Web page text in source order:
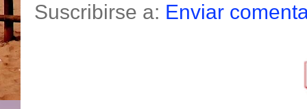
Suscribirse a: Enviar